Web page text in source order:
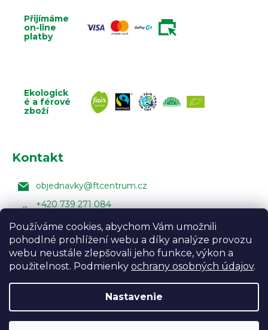
Používáme cookies, abychom Vám umožnili
pohodlné prohlížení webu a díky analýze provozu
webu neustále zlepšovali jeho funkce, výkon a
použitelnost. Podmienky ochrany osobných údajov.
Nastavenie
Přijímáme
on-line
platby
Ekologick
é a férové
zboží
Kontakt
objednavky@ftcentrum.cz
+420 739 271 084
Facebook Fair Trade Centra
FairTradeCentrumcz
Vytvoril Shoptet Design:Vojtěch Lunga,Úprava
šablony:Marketingwebu